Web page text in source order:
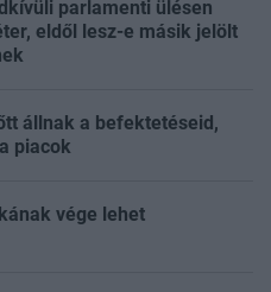
parlamenti ülésen
eldől lesz-e másik jelölt
állnak a befektetéseid,
piacok
vége lehet